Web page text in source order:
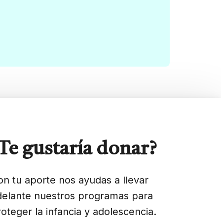
gustaría donar?
tu aporte nos ayudas a llevar
nuestros programas para
la infancia y adolescencia.